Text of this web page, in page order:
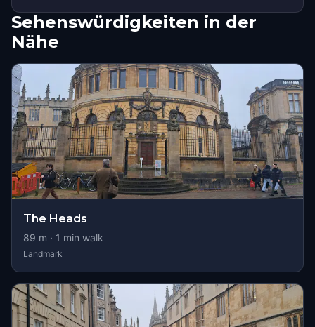
Sehenswürdigkeiten in der
Nähe
The Heads
89 m · 1 min walk
Landmark